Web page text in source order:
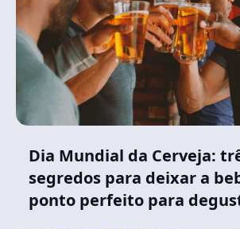
Dia Mundial da Cerveja:
segredos para deixar a
ponto perfeito para